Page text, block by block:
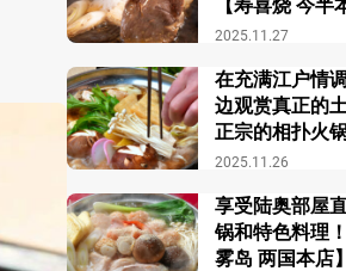
2025.11.27
【寿喜烧 今半
2025.11.26
在充满江户情
边观赏真正的
正宗的相扑火
江户东京博物馆
享受陆奥部屋
锅和特色料理
雾岛 两国本店】